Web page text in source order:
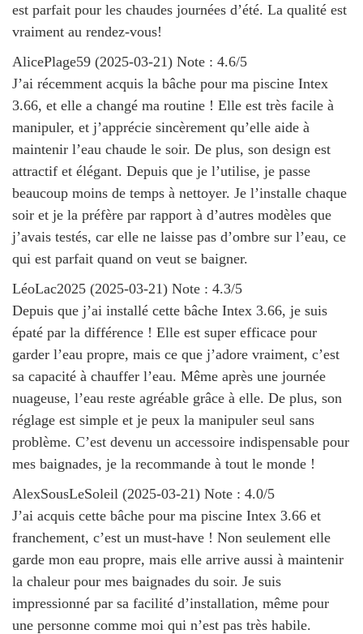
est parfait pour les chaudes journées d’été. La qualité est
vraiment au rendez-vous!
AlicePlage59 (2025-03-21) Note : 4.6/5
J’ai récemment acquis la bâche pour ma piscine Intex
3.66, et elle a changé ma routine ! Elle est très facile à
manipuler, et j’apprécie sincèrement qu’elle aide à
maintenir l’eau chaude le soir. De plus, son design est
attractif et élégant. Depuis que je l’utilise, je passe
beaucoup moins de temps à nettoyer. Je l’installe chaque
soir et je la préfère par rapport à d’autres modèles que
j’avais testés, car elle ne laisse pas d’ombre sur l’eau, ce
qui est parfait quand on veut se baigner.
LéoLac2025 (2025-03-21) Note : 4.3/5
Depuis que j’ai installé cette bâche Intex 3.66, je suis
épaté par la différence ! Elle est super efficace pour
garder l’eau propre, mais ce que j’adore vraiment, c’est
sa capacité à chauffer l’eau. Même après une journée
nuageuse, l’eau reste agréable grâce à elle. De plus, son
réglage est simple et je peux la manipuler seul sans
problème. C’est devenu un accessoire indispensable pour
mes baignades, je la recommande à tout le monde !
AlexSousLeSoleil (2025-03-21) Note : 4.0/5
J’ai acquis cette bâche pour ma piscine Intex 3.66 et
franchement, c’est un must-have ! Non seulement elle
garde mon eau propre, mais elle arrive aussi à maintenir
la chaleur pour mes baignades du soir. Je suis
impressionné par sa facilité d’installation, même pour
une personne comme moi qui n’est pas très habile.